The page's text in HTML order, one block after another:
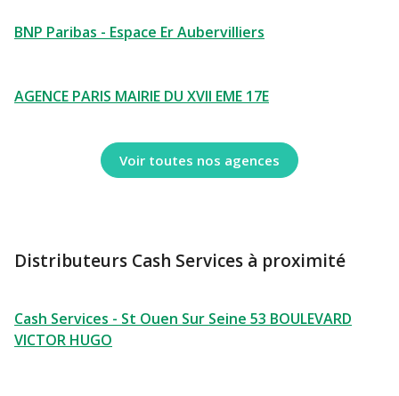
BNP Paribas - Espace Er Aubervilliers
AGENCE PARIS MAIRIE DU XVII EME 17E
Voir toutes nos agences
Distributeurs Cash Services à proximité
Cash Services - St Ouen Sur Seine 53 BOULEVARD
VICTOR HUGO